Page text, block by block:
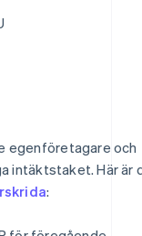
egenföretagare och
intäktstaket. Här är
: